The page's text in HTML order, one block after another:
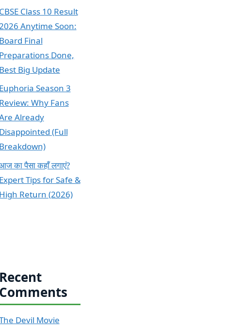
CBSE Class 10 Result
Anytime Soon:
Board Final
Preparations Done,
Best Big Update
Euphoria Season 3
Review: Why Fans
Already
Disappointed (Full
Breakdown)
का पैसा कहाँ लगाएं?
Expert Tips for Safe &
High Return (2026)
Recent
Comments
Devil Movie